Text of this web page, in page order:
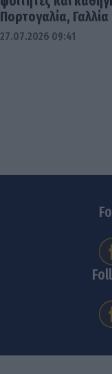
Πορτογαλία, Γαλλία
27.07.2026 09:41